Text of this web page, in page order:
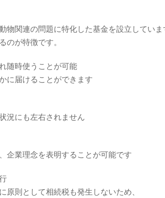
物関連の問題に特化した基金を設立してい
のが特徴です。
随時使うことが可能
に届けることができます
況にも左右されません
企業理念を表明することが可能です
則として相続税も発生しないため、